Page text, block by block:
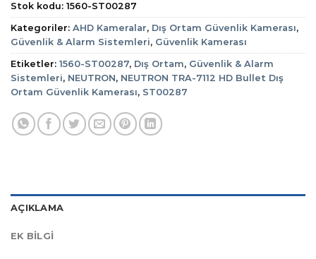
Stok kodu: 1560-ST00287
Kategoriler: AHD Kameralar, Dış Ortam Güvenlik Kamerası,
Güvenlik & Alarm Sistemleri, Güvenlik Kamerası
Etiketler: 1560-ST00287, Dış Ortam, Güvenlik & Alarm
Sistemleri, NEUTRON, NEUTRON TRA-7112 HD Bullet Dış
Ortam Güvenlik Kamerası, ST00287
AÇIKLAMA
EK BILGI